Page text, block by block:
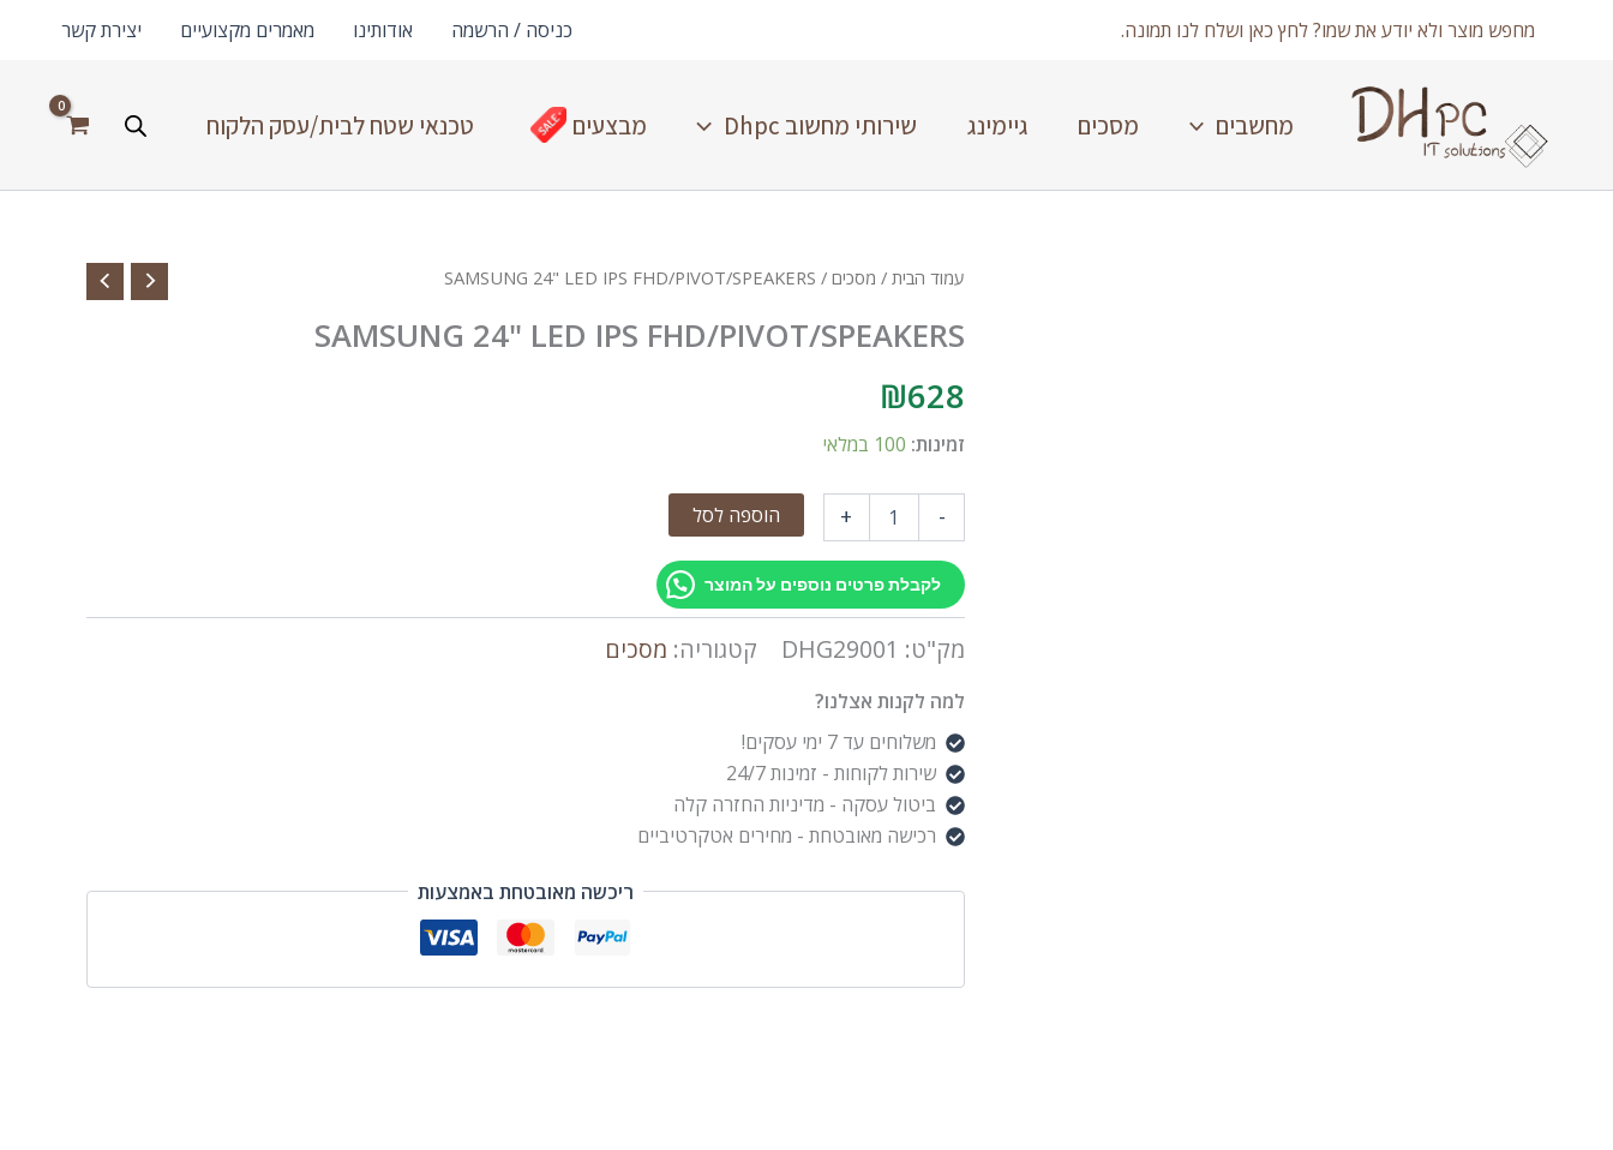
מחפש מוצר ולא יודע את שמו? לחץ כאן ושלח לנו תמונה. כניסה / הרשמה אודותינו מאמרים מקצועיים יצירת קשר
מחשבים מסכים גיימינג שירותי מחשוב Dhpc מבצעים טכנאי שטח לבית/עסק הלקוח
עמוד הבית / מסכים / SAMSUNG 24" LED IPS FHD/PIVOT/SPEAKERS
SAMSUNG 24" LED IPS FHD/PIVOT/SPEAKERS
₪628
זמינות: 100 במלאי
-
+ הוספה לסל
לקבלת פרטים נוספים על המוצר
מק"ט: DHG29001 קטגוריה: מסכים
למה לקנות אצלנו?
משלוחים עד 7 ימי עסקים!
שירות לקוחות - זמינות 24/7
ביטול עסקה - מדיניות החזרה קלה
רכישה מאובטחת - מחירים אטקרטיביים
ריכשה מאובטחת באמצעות